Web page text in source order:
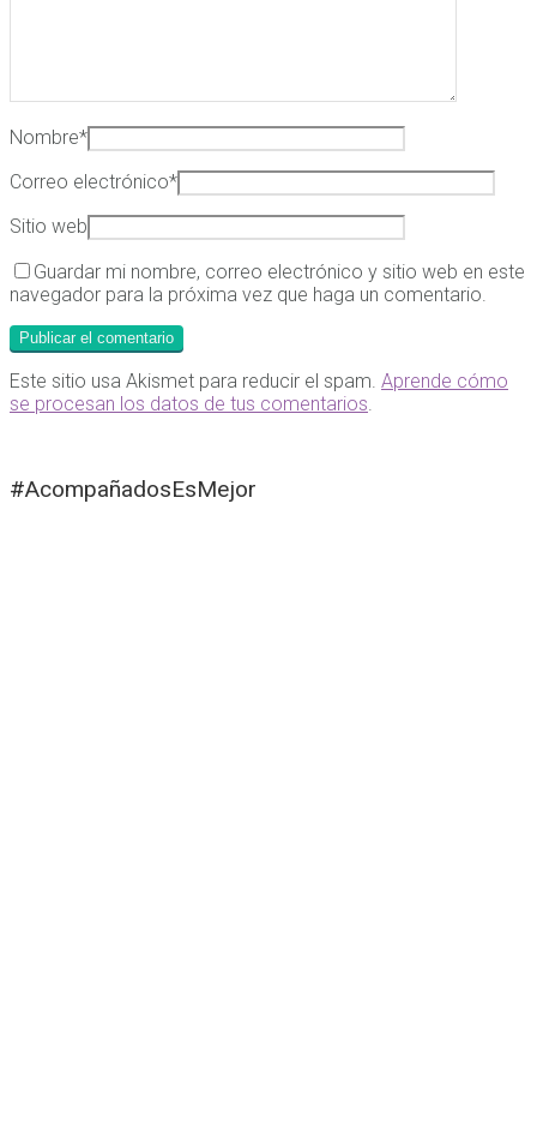
Nombre*
Correo electrónico*
Sitio web
Guardar mi nombre, correo electrónico y sitio web en este
navegador para la próxima vez que haga un comentario.
Este sitio usa Akismet para reducir el spam. Aprende cómo
se procesan los datos de tus comentarios
#AcompañadosEsMejor